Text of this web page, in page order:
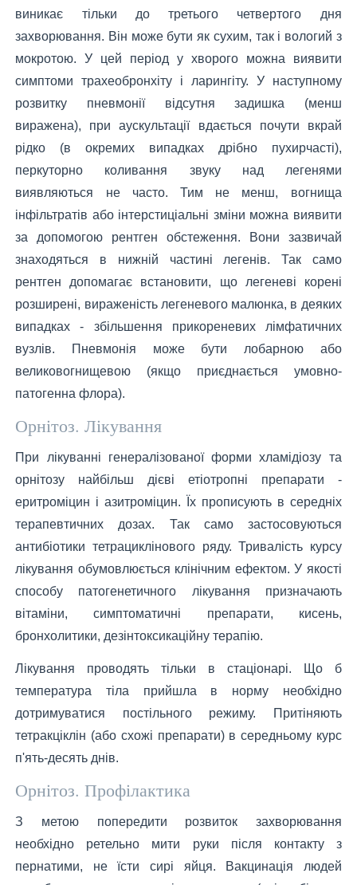
виникає тільки до третього четвертого дня
захворювання. Він може бути як сухим, так і вологий з
мокротою. У цей період у хворого можна виявити
симптоми трахеобронхіту і ларингіту. У наступному
розвитку пневмонії відсутня задишка (менш
виражена), при аускультації вдається почути вкрай
рідко (в окремих випадках дрібно пухирчасті),
перкуторно коливання звуку над легенями
виявляються не часто. Тим не менш, вогнища
інфільтратів або інтерстиціальні зміни можна виявити
за допомогою рентген обстеження. Вони зазвичай
знаходяться в нижній частині легенів. Так само
рентген допомагає встановити, що легеневі корені
розширені, вираженість легеневого малюнка, в деяких
випадках - збільшення прикореневих лімфатичних
вузлів. Пневмонія може бути лобарною або
великовогнищевою (якщо приєднається умовно-
патогенна флора).
Орнітоз. Лікування
При лікуванні генералізованої форми хламідіозу та
орнітозу найбільш дієві етіотропні препарати -
еритроміцин і азитроміцин. Їх прописують в середніх
терапевтичних дозах. Так само застосовуються
антибіотики тетрациклінового ряду. Тривалість курсу
лікування обумовлюється клінічним ефектом. У якості
способу патогенетичного лікування призначають
вітаміни, симптоматичні препарати, кисень,
бронхолитики, дезінтоксикаційну терапію.
Лікування проводять тільки в стаціонарі. Що б
температура тіла прийшла в норму необхідно
дотримуватися постільного режиму. Притіняють
тетракціклін (або схожі препарати) в середньому курс
п'ять-десять днів.
Орнітоз. Профілактика
З метою попередити розвиток захворювання
необхідно ретельно мити руки після контакту з
пернатими, не їсти сирі яйця. Вакцинація людей